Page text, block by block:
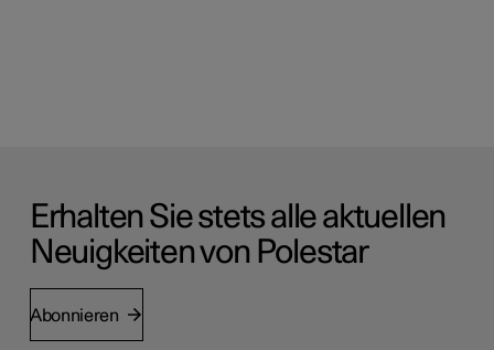
Erhalten Sie stets alle aktuellen
Neuigkeiten von Polestar
Abonnieren